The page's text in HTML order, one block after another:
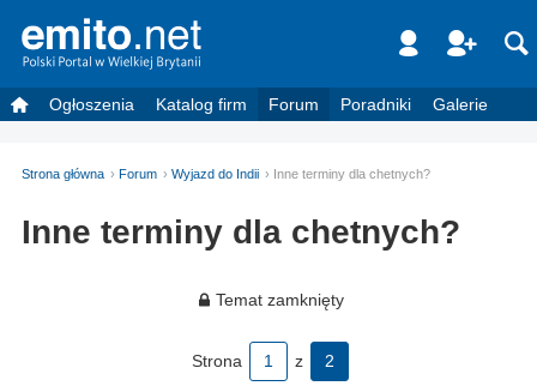
Ogłoszenia Katalog firm Forum Poradniki Galerie
Strona główna Forum Wyjazd do Indii Inne terminy dla chetnych?
Inne terminy dla chetnych?
Temat zamknięty
Strona 1 z 2